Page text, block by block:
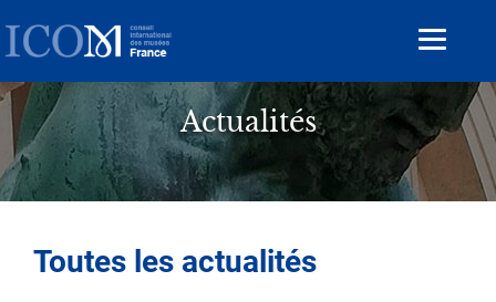
au
contenu
principal
Toggle
Actualités
Toutes les actualités